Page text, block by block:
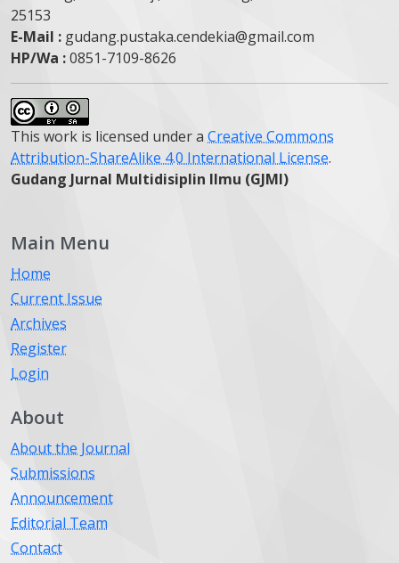
25153
E-Mail : gudang.pustaka.cendekia@gmail.com
HP/Wa :0851-7109-8626
This work is licensed under a Creative Commons
Attribution-ShareAlike 4.0 International License.
Gudang Jurnal Multidisiplin Ilmu (GJMI)
Main Menu
Home
Current Issue
Archives
Register
Login
About
About the Journal
Submissions
Announcement
Editorial Team
Contact